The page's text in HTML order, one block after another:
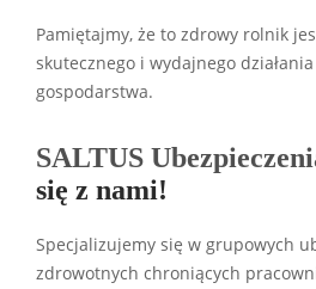
Pamiętajmy, że to zdrowy rolnik
skutecznego i wydajnego
gospodarstwa.
SALTUS
się z nami!
Specjalizujemy się w grupowych
zdrowotnych chroniących